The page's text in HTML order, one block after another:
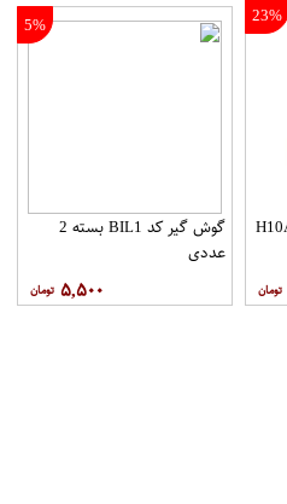
23%
5%
گوش گیر کد BIL1 بسته 2
عددی
۵,۵۰۰